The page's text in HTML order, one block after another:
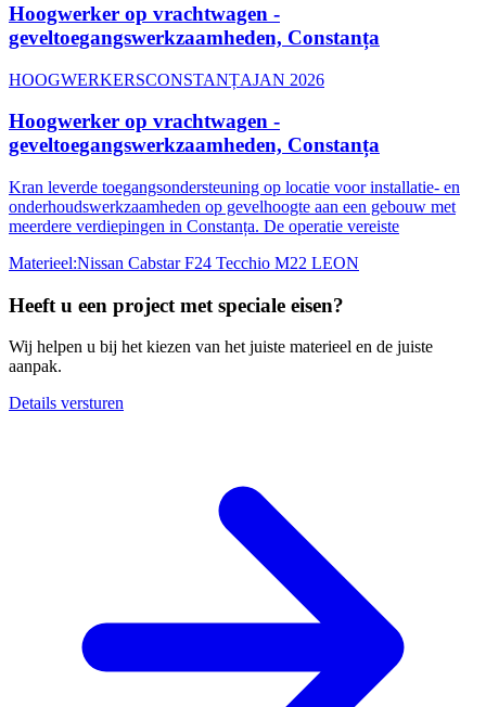
Hoogwerker op vrachtwagen -
geveltoegangswerkzaamheden, Constanța
HOOGWERKERSCONSTANȚAJAN 2026
Hoogwerker op vrachtwagen -
geveltoegangswerkzaamheden, Constanța
Kran leverde toegangsondersteuning op locatie voor installatie- en
onderhoudswerkzaamheden op gevelhoogte aan een gebouw met
meerdere verdiepingen in Constanța. De operatie vereiste
Materieel:Nissan Cabstar F24 Tecchio M22 LEON
Heeft u een project met speciale eisen?
Wij helpen u bij het kiezen van het juiste materieel en de juiste
aanpak.
Details versturen